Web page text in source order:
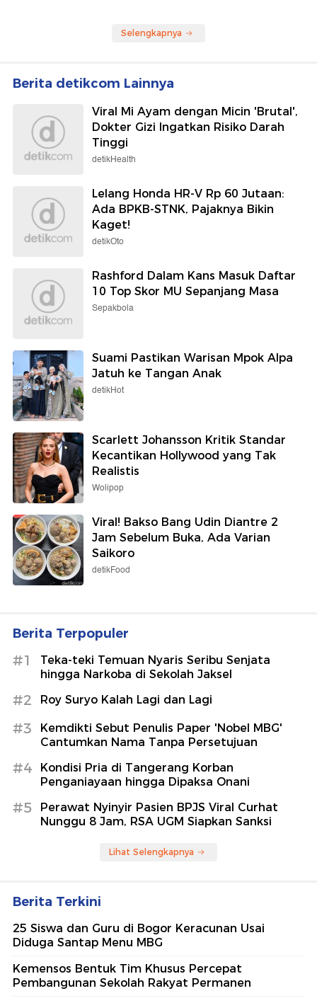
Selengkapnya
Berita detikcom Lainnya
Viral Mi Ayam dengan Micin 'Brutal',
Dokter Gizi Ingatkan Risiko Darah
Tinggi
detikHealth
Lelang Honda HR-V Rp 60 Jutaan:
Ada BPKB-STNK, Pajaknya Bikin
Kaget!
detikOto
Rashford Dalam Kans Masuk Daftar
10 Top Skor MU Sepanjang Masa
Sepakbola
Suami Pastikan Warisan Mpok Alpa
Jatuh ke Tangan Anak
detikHot
Scarlett Johansson Kritik Standar
Kecantikan Hollywood yang Tak
Realistis
Wolipop
Viral! Bakso Bang Udin Diantre 2
Jam Sebelum Buka, Ada Varian
Saikoro
detikFood
Berita Terpopuler
#1
Teka-teki Temuan Nyaris Seribu Senjata
hingga Narkoba di Sekolah Jaksel
#2 Roy Suryo Kalah Lagi dan Lagi
#3
Kemdikti Sebut Penulis Paper 'Nobel MBG'
Cantumkan Nama Tanpa Persetujuan
#4
Kondisi Pria di Tangerang Korban
Penganiayaan hingga Dipaksa Onani
#5
Perawat Nyinyir Pasien BPJS Viral Curhat
Nunggu 8 Jam, RSA UGM Siapkan Sanksi
Lihat Selengkapnya
Berita Terkini
25 Siswa dan Guru di Bogor Keracunan Usai
Diduga Santap Menu MBG
Kemensos Bentuk Tim Khusus Percepat
Pembangunan Sekolah Rakyat Permanen